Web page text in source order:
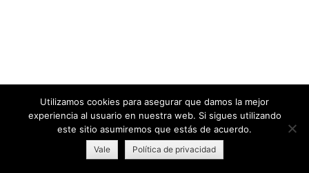
Utilizamos cookies para asegurar que damos la mejor
experiencia al usuario en nuestra web. Si sigues utilizando
este sitio asumiremos que estás de acuerdo.
Vale Política de privacidad